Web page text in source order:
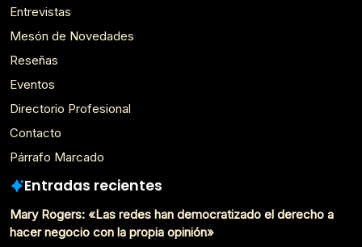
Entrevistas
Mesón de Novedades
Reseñas
Eventos
Directorio Profesional
Contacto
Párrafo Marcado
Entradas recientes
Mary Rogers: «Las redes han democratizado el derecho a
hacer negocio con la propia opinión»